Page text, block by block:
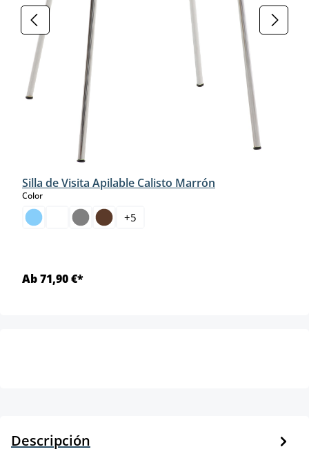
Silla de Visita Apilable Calisto Marrón
Colorselect
+5
Ab 71,90 €*
Descripción